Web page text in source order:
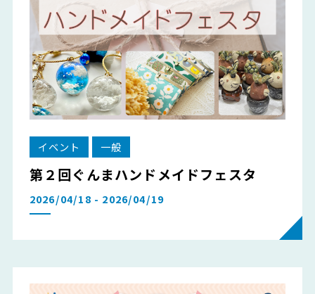
イベント 一般
第２回ぐんまハンドメイドフェスタ
2026/04/18 - 2026/04/19